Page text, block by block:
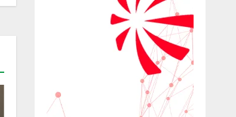
SUSTENTABILIDADE
Muito além do turismo: